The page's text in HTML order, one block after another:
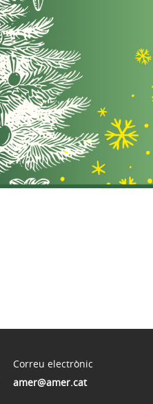
Correu electrònic
amer@amer.cat